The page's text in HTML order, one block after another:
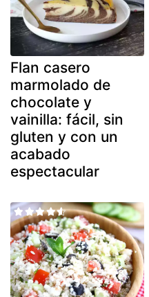
Flan casero
marmolado de
chocolate y
vainilla: fácil, sin
gluten y con un
acabado
espectacular